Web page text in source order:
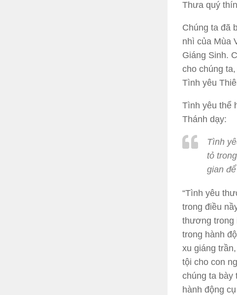
Thưa quý
Chúng ta đã
nhì của Mùa
Giáng Sinh.
cho chúng
Tình yêu
Tình yêu thể
Thánh dạy:
Tình
tỏ
gian
“Tình yêu
trong điều
thương trong
trong hành
xu giáng
tội cho con
chúng ta bày
hành động